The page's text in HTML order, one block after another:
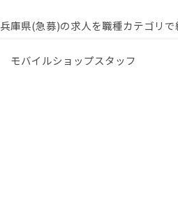
兵庫県(急募)の求人を職種カテゴリで
モバイルショップスタッフ